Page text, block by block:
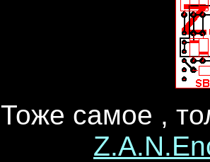
Тоже самое ,